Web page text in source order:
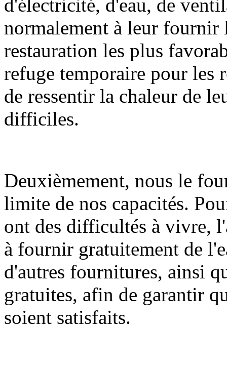
d'électricité, d'eau, de
normalement à leur fournir
restauration les plus
refuge temporaire pour les
de ressentir la chaleur de
difficiles.
Deuxièmement, nous le
limite de nos capacités.
ont des difficultés à vivre,
à fournir gratuitement de
d'autres fournitures, ainsi
gratuites, afin de garantir
soient satisfaits.